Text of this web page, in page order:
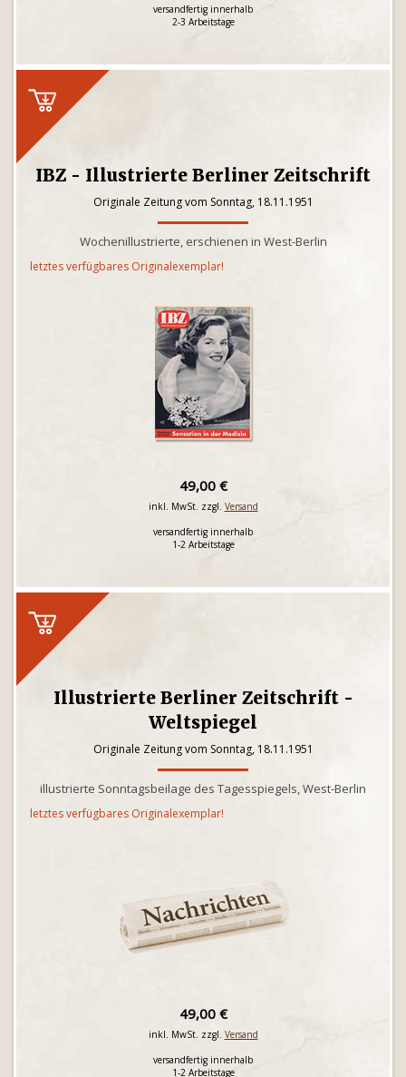
versandfertig innerhalb
2-3 Arbeitstage
IBZ - Illustrierte Berliner Zeitschrift
Originale Zeitung vom Sonntag, 18.11.1951
Wochenillustrierte, erschienen in West-Berlin
letztes verfügbares Originalexemplar!
49,00 €
inkl. MwSt. zzgl. Versand
versandfertig innerhalb
1-2 Arbeitstage
Illustrierte Berliner Zeitschrift -
Weltspiegel
Originale Zeitung vom Sonntag, 18.11.1951
illustrierte Sonntagsbeilage des Tagesspiegels, West-Berlin
letztes verfügbares Originalexemplar!
49,00 €
inkl. MwSt. zzgl. Versand
versandfertig innerhalb
1-2 Arbeitstage